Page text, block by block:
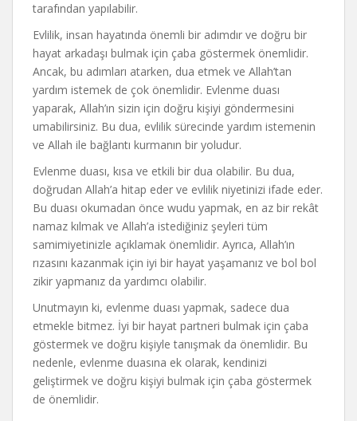
tarafından yapılabilir.
Evlilik, insan hayatında önemli bir adımdır ve doğru bir
hayat arkadaşı bulmak için çaba göstermek önemlidir.
Ancak, bu adımları atarken, dua etmek ve Allah’tan
yardım istemek de çok önemlidir. Evlenme duası
yaparak, Allah’ın sizin için doğru kişiyi göndermesini
umabilirsiniz. Bu dua, evlilik sürecinde yardım istemenin
ve Allah ile bağlantı kurmanın bir yoludur.
Evlenme duası, kısa ve etkili bir dua olabilir. Bu dua,
doğrudan Allah’a hitap eder ve evlilik niyetinizi ifade eder.
Bu duası okumadan önce wudu yapmak, en az bir rekât
namaz kılmak ve Allah’a istediğiniz şeyleri tüm
samimiyetinizle açıklamak önemlidir. Ayrıca, Allah’ın
rızasını kazanmak için iyi bir hayat yaşamanız ve bol bol
zikir yapmanız da yardımcı olabilir.
Unutmayın ki, evlenme duası yapmak, sadece dua
etmekle bitmez. İyi bir hayat partneri bulmak için çaba
göstermek ve doğru kişiyle tanışmak da önemlidir. Bu
nedenle, evlenme duasına ek olarak, kendinizi
geliştirmek ve doğru kişiyi bulmak için çaba göstermek
de önemlidir.